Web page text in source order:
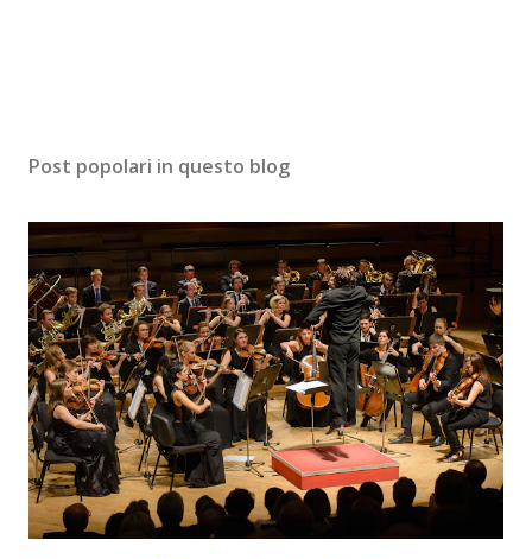
Post popolari in questo blog